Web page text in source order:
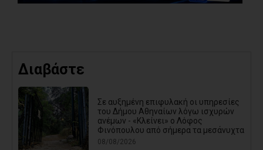
Διαβάστε
Σε αυξημένη επιφυλακή οι υπηρεσίες
του Δήμου Αθηναίων λόγω ισχυρών
ανέμων - «Κλείνει» ο Λόφος
Φινόπουλου από σήμερα τα μεσάνυχτα
08/08/2026